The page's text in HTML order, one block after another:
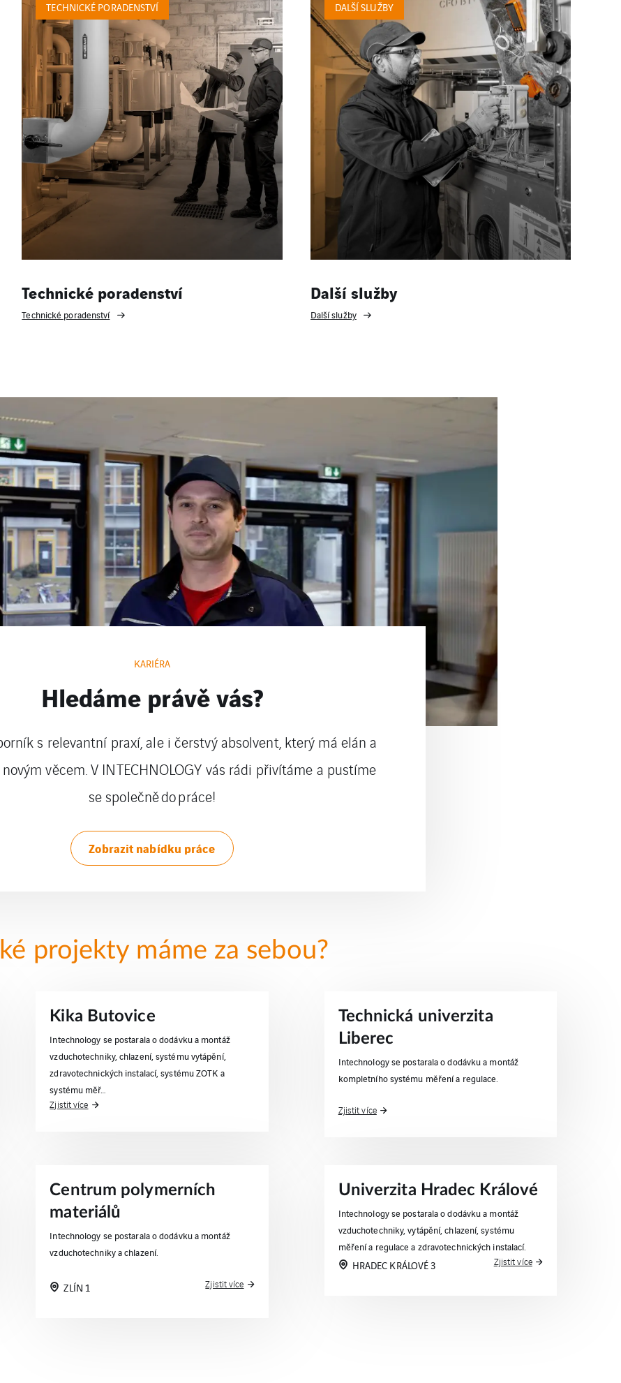
Technické poradenství
Technické poradenství
Další služby
Další služby
KARIÉRA
Hledáme právě vás?
s relevantní praxí, ale i čerstvý absolvent, který má elán a
věcem. V INTECHNOLOGY vás rádi přivítáme a pustíme
se společně do práce!
Zobrazit nabídku práce
projekty máme za sebou?
Kika Butovice
Intechnology se postarala o dodávku a montáž
vzduchotechniky, chlazení, systému vytápění,
zdravotechnických instalací, systému ZOTK a
systému měř…
Zjistit více
Technická univerzita
Liberec
Intechnology se postarala o dodávku a montáž
kompletního systému měření a regulace.
Zjistit více
Centrum polymerních
materiálů
Intechnology se postarala o dodávku a montáž
vzduchotechniky a chlazení.
ZLÍN 1 Zjistit více
Univerzita Hradec Králové
Intechnology se postarala o dodávku a montáž
vzduchotechniky, vytápění, chlazení, systému
měření a regulace a zdravotechnických instalací.
HRADEC KRÁLOVÉ 3 Zjistit více